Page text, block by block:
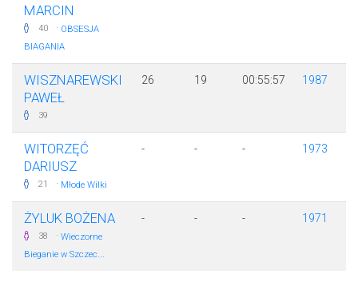
MARCIN
40 · OBSESJA
BIAGANIA
WISZNAREWSKI
PAWEŁ
39
26 19 00:55:57 1987
WITORZĘĆ
DARIUSZ
21 · Młode Wilki
- - - 1973
ŻYLUK BOŻENA
38 · Wieczorne
Bieganie w Szczec...
- - - 1971